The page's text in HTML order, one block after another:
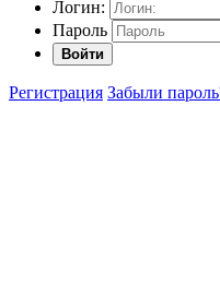
Логин:
Пароль
Войти
Регистрация Забыли